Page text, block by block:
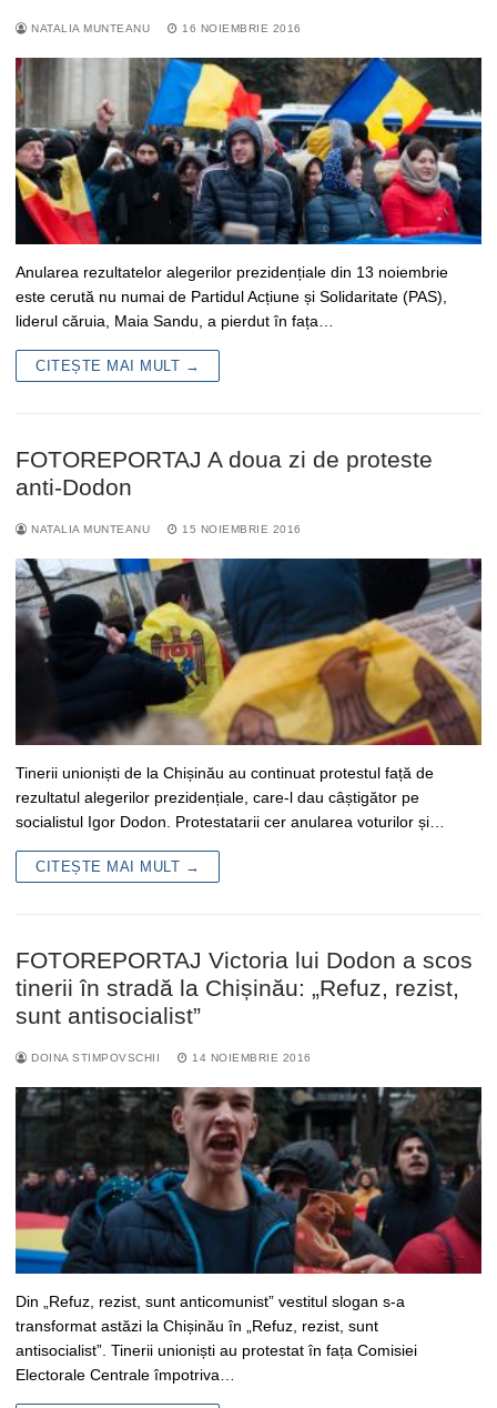
NATALIA MUNTEANU 16 NOIEMBRIE 2016
Anularea rezultatelor alegerilor prezidențiale din 13 noiembrie
este cerută nu numai de Partidul Acțiune și Solidaritate (PAS),
liderul căruia, Maia Sandu, a pierdut în fața…
CITEȘTE MAI MULT →
FOTOREPORTAJ A doua zi de proteste
anti-Dodon
NATALIA MUNTEANU 15 NOIEMBRIE 2016
Tinerii unioniști de la Chișinău au continuat protestul față de
rezultatul alegerilor prezidențiale, care-l dau câștigător pe
socialistul Igor Dodon. Protestatarii cer anularea voturilor și…
CITEȘTE MAI MULT →
FOTOREPORTAJ Victoria lui Dodon a scos
tinerii în stradă la Chișinău: „Refuz, rezist,
sunt antisocialist”
DOINA STIMPOVSCHII 14 NOIEMBRIE 2016
Din „Refuz, rezist, sunt anticomunist” vestitul slogan s-a
transformat astăzi la Chișinău în „Refuz, rezist, sunt
antisocialist”. Tinerii unioniști au protestat în fața Comisiei
Electorale Centrale împotriva…